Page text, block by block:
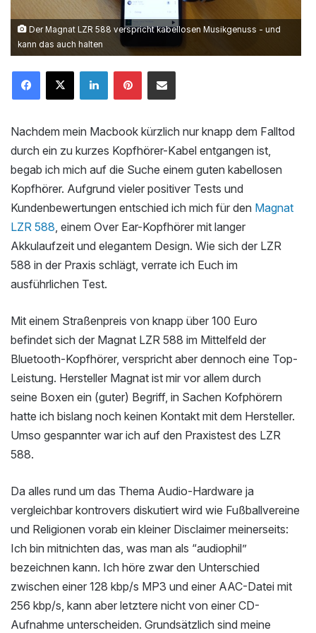
Der Magnat LZR 588 verspricht kabellosen Musikgenuss - und
kann das auch halten
Nachdem mein Macbook kürzlich nur knapp dem Falltod
durch ein zu kurzes Kopfhörer-Kabel entgangen ist,
begab ich mich auf die Suche einem guten kabellosen
Kopfhörer. Aufgrund vieler positiver Tests und
Kundenbewertungen entschied ich mich für den Magnat
LZR 588 , einem Over Ear-Kopfhörer mit langer
Akkulaufzeit und elegantem Design. Wie sich der LZR
588 in der Praxis schlägt, verrate ich Euch im
ausführlichen Test.
Mit einem Straßenpreis von knapp über 100 Euro
befindet sich der Magnat LZR 588 im Mittelfeld der
Bluetooth-Kopfhörer, verspricht aber dennoch eine Top-
Leistung. Hersteller Magnat ist mir vor allem durch
seine Boxen ein (guter) Begriff, in Sachen Kofphörern
hatte ich bislang noch keinen Kontakt mit dem Hersteller.
Umso gespannter war ich auf den Praxistest des LZR
588.
Da alles rund um das Thema Audio-Hardware ja
vergleichbar kontrovers diskutiert wird wie Fußballvereine
und Religionen vorab ein kleiner Disclaimer meinerseits:
Ich bin mitnichten das, was man als “audiophil”
bezeichnen kann. Ich höre zwar den Unterschied
zwischen einer 128 kbp/s MP3 und einer AAC-Datei mit
256 kbp/s, kann aber letztere nicht von einer CD-
Aufnahme unterscheiden. Grundsätzlich sind meine